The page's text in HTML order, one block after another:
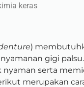
keras
)
gigi
serta
merupakan